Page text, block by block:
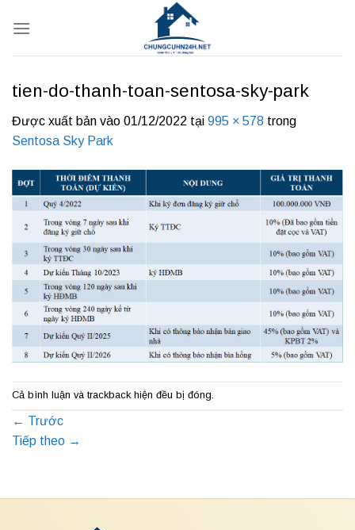
qua
tien-do-thanh-toan-sentosa-sky-park
Được xuất bản vào 01/12/2022 tại 995 × 578 trong
Sentosa Sky Park
Cả bình luận và trackback hiện đều bị đóng.
← Trước
Tiếp theo →